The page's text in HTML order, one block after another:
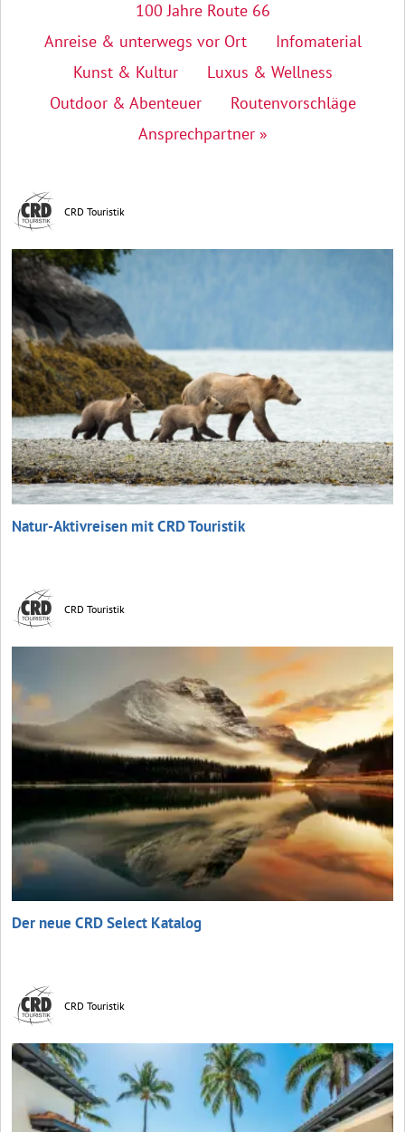
100 Jahre Route 66
Anreise & unterwegs vor Ort
Infomaterial
Kunst & Kultur
Luxus & Wellness
Outdoor & Abenteuer
Routenvorschläge
Ansprechpartner »
CRD Touristik
Natur-Aktivreisen mit CRD Touristik
CRD Touristik
Der neue CRD Select Katalog
CRD Touristik